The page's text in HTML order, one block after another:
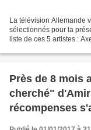
La télévision Allemande
sélectionnés pour la
liste de ces 5 artistes :
Près de 8 mois
cherché"
récompenses